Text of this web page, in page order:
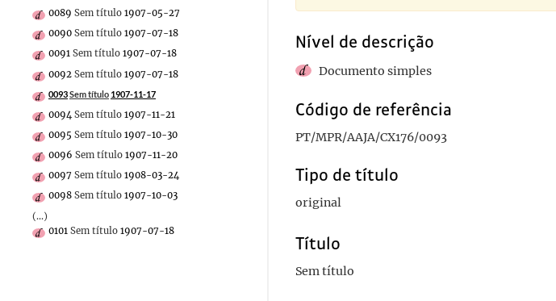
0089 Sem título 1907-05-27
0090 Sem título 1907-07-18
0091 Sem título 1907-07-18
0092 Sem título 1907-07-18
0093Sem título 1907-11-17
0094 Sem título 1907-11-21
0095 Sem título 1907-10-30
0096 Sem título 1907-11-20
0097 Sem título 1908-03-24
0098 Sem título 1907-10-03
(...)
0101 Sem título 1907-07-18
Nível de descrição
Documento simples
Código de referência
PT/MPR/AAJA/CX176/0093
Tipo de título
original
Título
Sem título